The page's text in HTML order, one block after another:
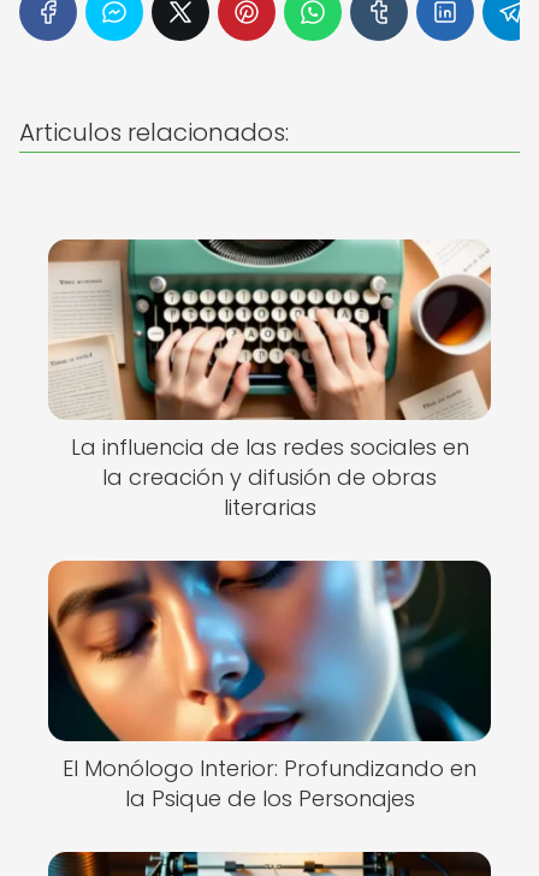
Articulos relacionados:
La influencia de las redes sociales en
la creación y difusión de obras
literarias
El Monólogo Interior: Profundizando en
la Psique de los Personajes